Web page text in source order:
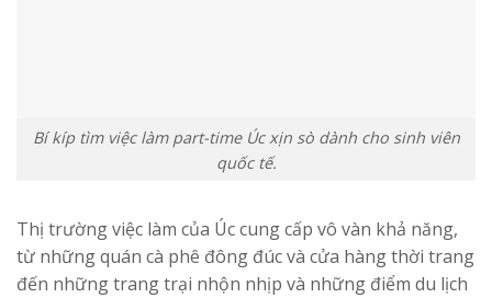
Bí kíp tìm việc làm part-time Úc xịn sò dành cho sinh viên
quốc tế.
Thị trường việc làm của Úc cung cấp vô vàn khả năng,
từ những quán cà phê đông đúc và cửa hàng thời trang
đến những trang trại nhộn nhịp và những điểm du lịch